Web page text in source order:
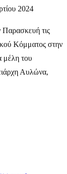
2024
τις
Κόμματος στην
μέλη του
Αυλώνα,